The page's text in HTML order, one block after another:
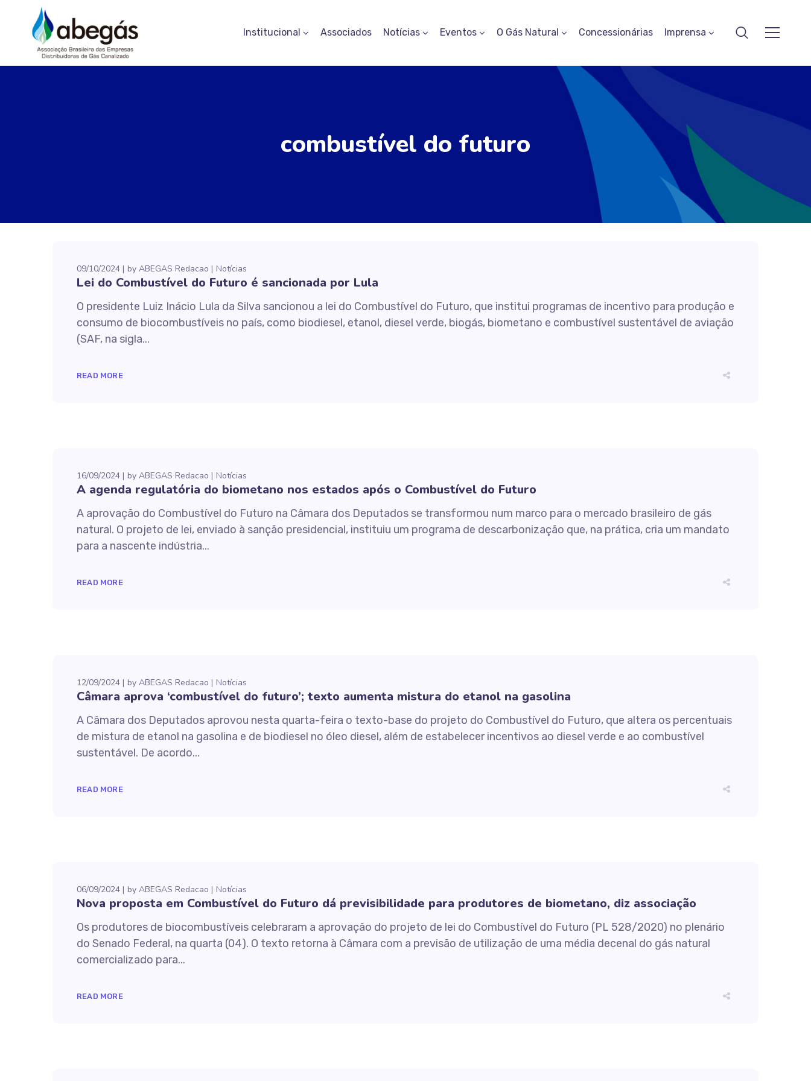
Institucional Associados Notícias Eventos O Gás Natural Concessionárias Imprensa
combustível do futuro
09/10/2024 by ABEGAS Redacao Notícias
Lei do Combustível do Futuro é sancionada por Lula
O presidente Luiz Inácio Lula da Silva sancionou a lei do Combustível do Futuro, que institui programas de incentivo para produção e
consumo de biocombustíveis no país, como biodiesel, etanol, diesel verde, biogás, biometano e combustível sustentável de aviação
(SAF, na sigla...
READ MORE
16/09/2024 by ABEGAS Redacao Notícias
A agenda regulatória do biometano nos estados após o Combustível do Futuro
A aprovação do Combustível do Futuro na Câmara dos Deputados se transformou num marco para o mercado brasileiro de gás
natural. O projeto de lei, enviado à sanção presidencial, instituiu um programa de descarbonização que, na prática, cria um mandato
para a nascente indústria...
READ MORE
12/09/2024 by ABEGAS Redacao Notícias
Câmara aprova ‘combustível do futuro’; texto aumenta mistura do etanol na gasolina
A Câmara dos Deputados aprovou nesta quarta-feira o texto-base do projeto do Combustível do Futuro, que altera os percentuais
de mistura de etanol na gasolina e de biodiesel no óleo diesel, além de estabelecer incentivos ao diesel verde e ao combustível
sustentável. De acordo...
READ MORE
06/09/2024 by ABEGAS Redacao Notícias
Nova proposta em Combustível do Futuro dá previsibilidade para produtores de biometano, diz associação
Os produtores de biocombustíveis celebraram a aprovação do projeto de lei do Combustível do Futuro (PL 528/2020) no plenário
do Senado Federal, na quarta (04). O texto retorna à Câmara com a previsão de utilização de uma média decenal do gás natural
comercializado para...
READ MORE